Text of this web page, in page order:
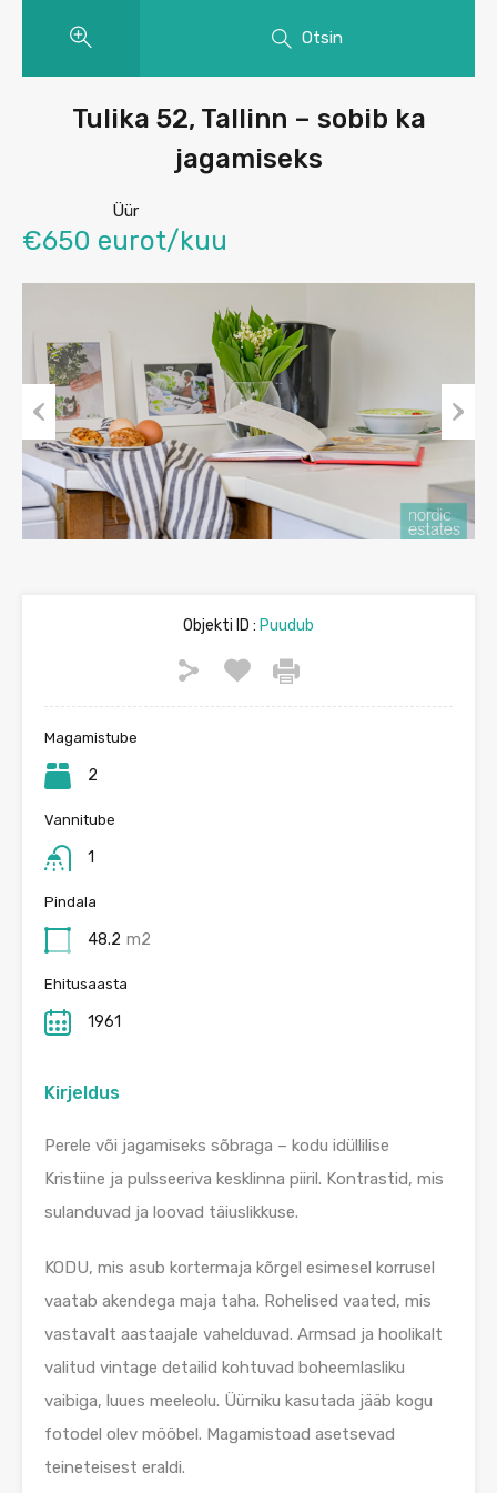
Otsin
Tulika 52, Tallinn – sobib ka
jagamiseks
Üür
€650 eurot/kuu
Previous
Objekti ID : Puudub
Magamistube
2
Vannitube
1
Pindala
48.2 m2
Ehitusaasta
1961
Kirjeldus
Perele või jagamiseks sõbraga – kodu idüllilise
Kristiine ja pulsseeriva kesklinna piiril. Kontrastid, mis
sulanduvad ja loovad täiuslikkuse.
KODU, mis asub kortermaja kõrgel esimesel korrusel
vaatab akendega maja taha. Rohelised vaated, mis
vastavalt aastaajale vahelduvad. Armsad ja hoolikalt
valitud vintage detailid kohtuvad boheemlasliku
vaibiga, luues meeleolu. Üürniku kasutada jääb kogu
fotodel olev mööbel. Magamistoad asetsevad
teineteisest eraldi.